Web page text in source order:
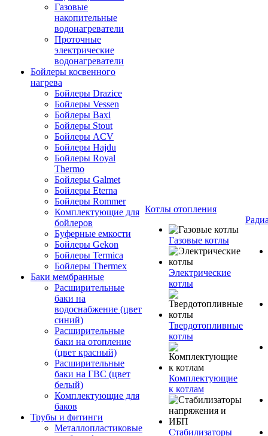
Газовые
накопительные
водонагреватели
Проточные
электрические
водонагреватели
Бойлеры косвенного
нагрева
Бойлеры Drazice
Бойлеры Vessen
Бойлеры Baxi
Бойлеры Stout
Бойлеры ACV
Бойлеры Hajdu
Бойлеры Royal
Thermo
Бойлеры Galmet
Бойлеры Eterna
Бойлеры Rommer
Комплектующие для
бойлеров
Буферные емкости
Бойлеры Gekon
Бойлеры Termica
Бойлеры Thermex
Баки мембранные
Расширительные
баки на
водоснабжение (цвет
синий)
Расширительные
баки на отопление
(цвет красный)
Расширительные
баки на ГВС (цвет
белый)
Комплектующие для
баков
Трубы и фитинги
Металлопластиковые
Котлы отопления
Газовые котлы
Электрические
котлы
Твердотопливные
котлы
Комплектующие
к котлам
Стабилизаторы